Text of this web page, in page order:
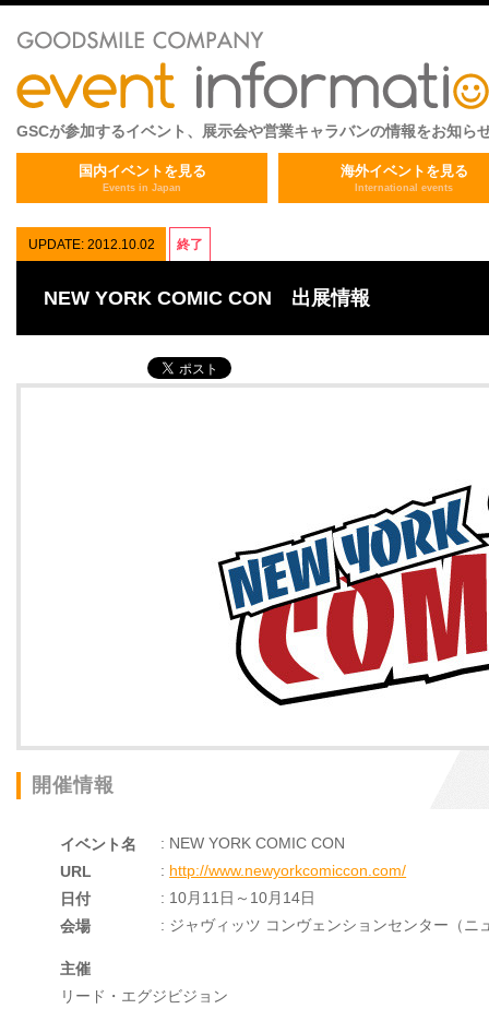
GSCが参加するイベント、展示会や営業キャラバンの情報をお知ら
国内イベントを見る
Events in Japan
海外イベントを見る
International events
UPDATE: 2012.10.02 終了
NEW YORK COMIC CON 出展情報
開催情報
イベント名
: NEW YORK COMIC CON
URL
: http://www.newyorkcomiccon.com/
日付
: 10月11日～10月14日
会場
: ジャヴィッツ コンヴェンションセンター（ニ
主催
リード・エグジビジョン